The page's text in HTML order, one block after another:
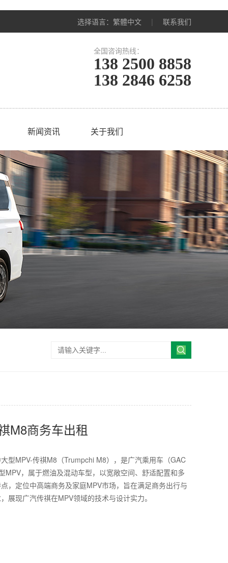
选择语言： 繁體中文 | 联系我们
全国咨询热线：
138 2500 8858
138 2846 6258
新闻资讯 关于我们
M8商务车出租
型MPV-传祺M8（Trumpchi M8），是广汽乘用车（GAC
MPV，属于燃油及混动车型，以宽敞空间、舒适配置和多
，定位中高端商务及家庭MPV市场，旨在满足商务出行与
展现广汽传祺在MPV领域的技术与设计实力。